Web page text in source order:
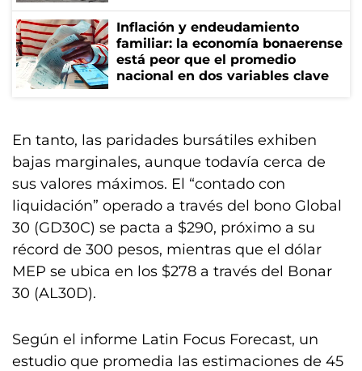
Inflación y endeudamiento
familiar: la economía bonaerense
está peor que el promedio
nacional en dos variables clave
En tanto, las paridades bursátiles exhiben
bajas marginales, aunque todavía cerca de
sus valores máximos. El “contado con
liquidación” operado a través del bono Global
30 (GD30C) se pacta a $290, próximo a su
récord de 300 pesos, mientras que el dólar
MEP se ubica en los $278 a través del Bonar
30 (AL30D).
Según el informe Latin Focus Forecast, un
estudio que promedia las estimaciones de 45